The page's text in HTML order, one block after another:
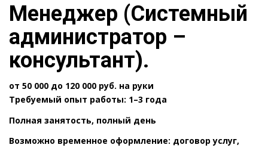
Менеджер (Системный
администратор –
консультант).
от 50 000 до 120 000 руб. на руки
Требуемый опыт работы: 1–3 года
Полная занятость, полный день
Возможно временное оформление: договор услуг,